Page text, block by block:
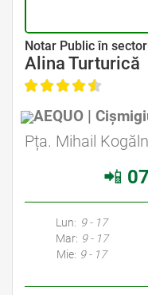
Avocat Specializat în Drept Civil • Avocat
Notar Public în
Alina Turturică
AEQUO |
Avocat Specializat în Drept Civil • Avocat Specializat în Dreptul Familiei
Pța. Mihail
📲
Lun: 9 - 17
Mar: 9 - 17
Mie: 9 - 17